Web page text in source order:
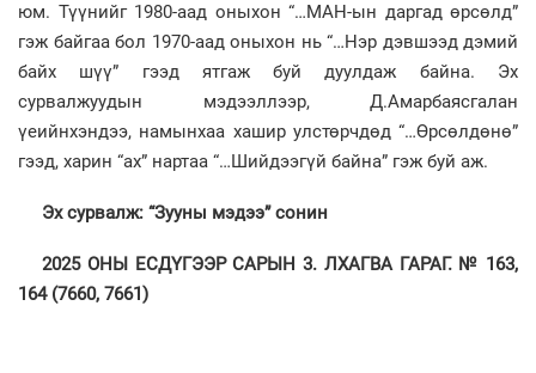
юм. Түүнийг 1980-аад оныхон “…МАН-ын даргад өрсөлд”
гэж байгаа бол 1970-аад оныхон нь “…Нэр дэвшээд дэмий
байх шүү” гээд ятгаж буй дуулдаж байна. Эх
сурвалжуудын мэдээллээр, Д.Амарбаясгалан
үеийнхэндээ, намынхаа хашир улстөрчдөд “…Өрсөлдөнө”
гээд, харин “ах” нартаа “…Шийдээгүй байна” гэж буй аж.
Эх сурвалж: “Зууны мэдээ” сонин
2025 ОНЫ ЕСДҮГЭЭР САРЫН 3. ЛХАГВА ГАРАГ. № 163,
164 (7660, 7661)